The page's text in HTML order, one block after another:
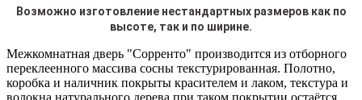
Возможно изготовление нестандартных размеров как по
высоте, так и по ширине.
Межкомнатная дверь "Сорренто" производится из отборного
переклеенного массива сосны текстурированная. Полотно,
коробка и наличник покрыты красителем и лаком, текстура и
волокна натурального дерева при таком покрытии остаётся